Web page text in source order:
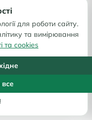
нижче.
об’єктів та
нових
реконструкції
житла.
який є
комплексу
для роботи сайту.
та вимірювання
та cookies